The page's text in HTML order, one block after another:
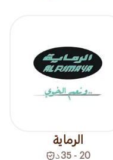
الرماية
20 - 35 د